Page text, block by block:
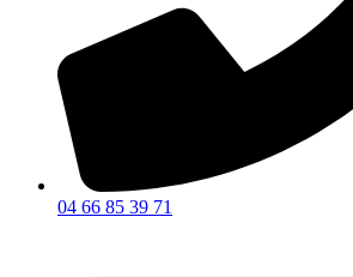
04 66 85 39 71